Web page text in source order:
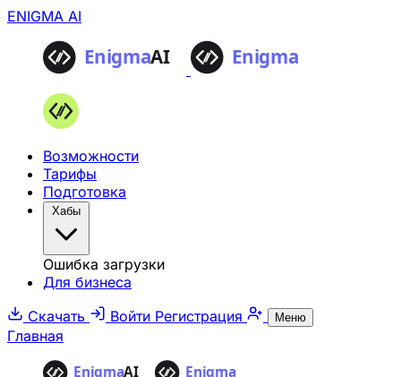
ENIGMA AI
Возможности
Тарифы
Подготовка
Хабы
Ошибка загрузки
Для бизнеса
Скачать
Войти Регистрация Меню
Главная